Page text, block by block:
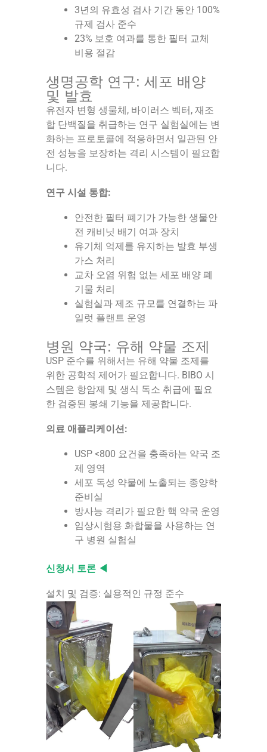
3년의 유효성 검사 기간 동안 100%
규제 검사 준수
23% 보호 여과를 통한 필터 교체
비용 절감
생명공학 연구: 세포 배양
및 발효
유전자 변형 생물체, 바이러스 벡터, 재조
합 단백질을 취급하는 연구 실험실에는 변
화하는 프로토콜에 적응하면서 일관된 안
전 성능을 보장하는 격리 시스템이 필요합
니다.
연구 시설 통합:
안전한 필터 폐기가 가능한 생물안
전 캐비닛 배기 여과 장치
유기체 억제를 유지하는 발효 부생
가스 처리
교차 오염 위험 없는 세포 배양 폐
기물 처리
실험실과 제조 규모를 연결하는 파
일럿 플랜트 운영
병원 약국: 유해 약물 조제
USP 준수를 위해서는 유해 약물 조제를
위한 공학적 제어가 필요합니다. BIBO 시
스템은 항암제 및 생식 독소 취급에 필요
한 검증된 봉쇄 기능을 제공합니다.
의료 애플리케이션:
USP <800 요건을 충족하는 약국 조
제 영역
세포 독성 약물에 노출되는 종양학
준비실
방사능 격리가 필요한 핵 약국 운영
임상시험용 화합물을 사용하는 연
구 병원 실험실
신청서 토론 ◀
설치 및 검증: 실용적인 규정 준수